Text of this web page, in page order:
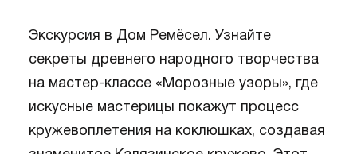
Экскурсия в Дом Ремёсел. Узнайте
секреты древнего народного творчества
на мастер-классе «Морозные узоры», где
искусные мастерицы покажут процесс
кружевоплетения на коклюшках, создавая